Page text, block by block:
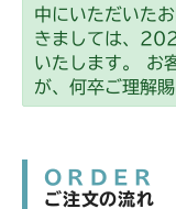
中にいただいた
きましては、
いたします。 お
が、何卒ご理解
ORDER
ご注文の流れ